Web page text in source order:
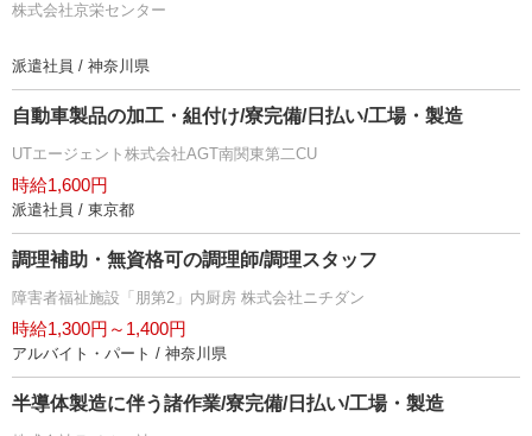
株式会社京栄センター
派遣社員 / 神奈川県
自動車製品の加工・組付け/寮完備/日払い/工場・製造
UTエージェント株式会社AGT南関東第二CU
時給1,600円
派遣社員 / 東京都
調理補助・無資格可の調理師/調理スタッフ
障害者福祉施設「朋第2」内厨房 株式会社ニチダン
時給1,300円～1,400円
アルバイト・パート / 神奈川県
半導体製造に伴う諸作業/寮完備/日払い/工場・製造